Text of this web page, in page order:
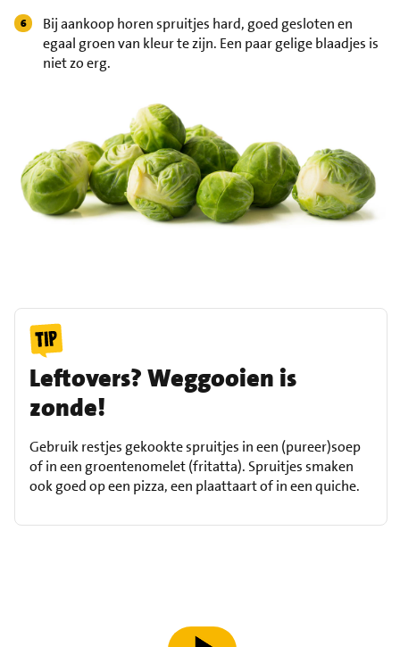
Bij aankoop horen spruitjes hard, goed gesloten en
egaal groen van kleur te zijn. Een paar gelige blaadjes is
niet zo erg.
Leftovers? Weggooien is
zonde!
Gebruik restjes gekookte spruitjes in een (pureer)soep
of in een groentenomelet (fritatta). Spruitjes smaken
ook goed op een pizza, een plaattaart of in een quiche.